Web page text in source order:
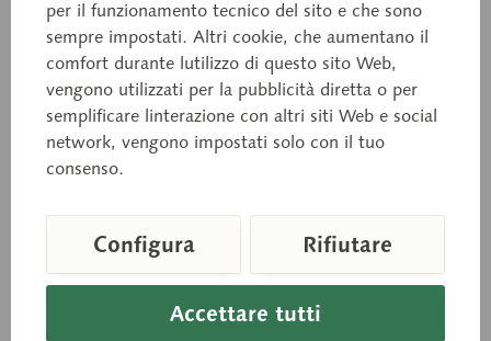
cranio e costituito da 14 pezzi singoli, separabili o
ricomponibili mediante collegamenti a spina. Osso
sfenoide, osso occipitale e le due ossa temporali
formano la base cranica, a cui in alto si possono
unire le due ossa parietali e l’osso frontale. L’osso
etmoide e il vomere possono essere attaccati
ossa ma-scellari (che comprendono anche ossa
lacrimali, nasali e palatine) il cranio viene poi
completato. Splacnocranio e neurocranio sono
collegati fra loro mediante le ossa zigomatiche, che
per il funzionamento tecnico del sito e che sono
sempre impostati. Altri cookie, che aumentano il
comfort durante lutilizzo di questo sito Web,
vengono utilizzati per la pubblicità diretta o per
semplificare linterazione con altri siti Web e social
network, vengono impostati solo con il tuo
consenso.
Accettare tutti
Configura Rifiutare